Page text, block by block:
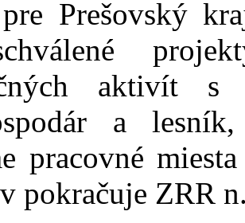
Prešovský
aktivít s
a
pracovné
pokračuje ZRR